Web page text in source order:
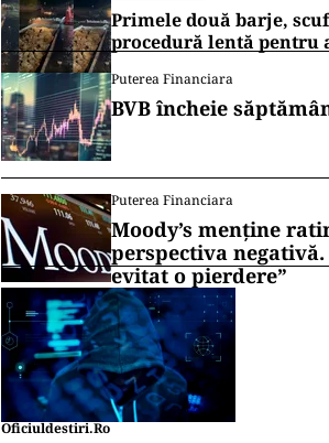
Primele două barje,
procedură lentă pentru
Puterea Financiara
BVB încheie
Puterea Financiara
Moody’s menține
perspectiva
evitat o pierdere”
Oficiuldestiri.ro